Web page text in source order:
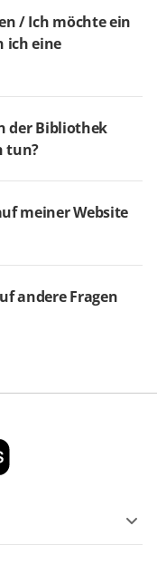
/ Ich möchte ein
ich eine
der Bibliothek
tun?
meiner Website
andere Fragen